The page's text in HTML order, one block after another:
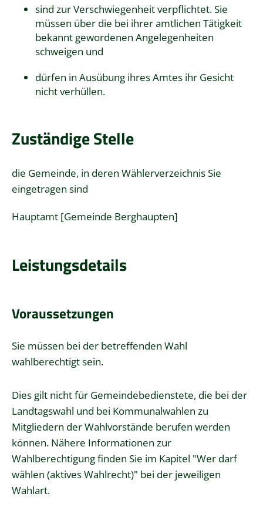
sind zur Verschwiegenheit verpflichtet. Sie
müssen über die bei ihrer amtlichen Tätigkeit
bekannt gewordenen Angelegenheiten
schweigen und
dürfen in Ausübung ihres Amtes ihr Gesicht
nicht verhüllen.
Zuständige Stelle
die Gemeinde, in deren Wählerverzeichnis Sie
eingetragen sind
Hauptamt [Gemeinde Berghaupten]
Leistungsdetails
Voraussetzungen
Sie müssen bei der betreffenden Wahl
wahlberechtigt sein.
Dies gilt nicht für Gemeindebedienstete, die bei der
Landtagswahl und bei Kommunalwahlen zu
Mitgliedern der Wahlvorstände berufen werden
können. Nähere Informationen zur
Wahlberechtigung finden Sie im Kapitel "Wer darf
wählen (aktives Wahlrecht)" bei der jeweiligen
Wahlart.